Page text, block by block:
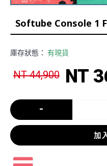
Softube Console 1
庫存狀態： 有現貨
NT 44,900 NT
-
加